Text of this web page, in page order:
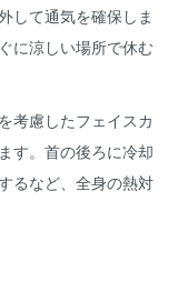
して通気を確保しま
に涼しい場所で休む
考慮したフェイスカ
す。首の後ろに冷却
るなど、全身の熱対